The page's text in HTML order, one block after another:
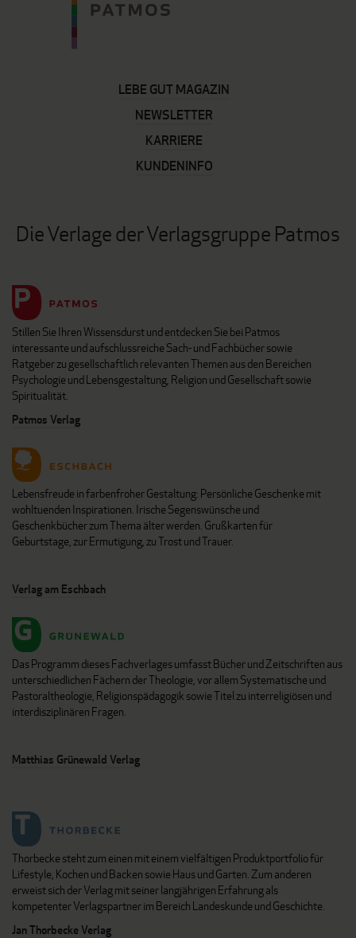
LEBE GUT MAGAZIN
NEWSLETTER
KARRIERE
KUNDENINFO
Die Verlage der Verlagsgruppe Patmos
Stillen Sie Ihren Wissensdurst und entdecken Sie bei Patmos
interessante und aufschlussreiche Sach- und Fachbücher sowie
Ratgeber zu gesellschaftlich relevanten Themen aus den Bereichen
Psychologie und Lebensgestaltung, Religion und Gesellschaft sowie
Spiritualität.
Patmos Verlag
Lebensfreude in farbenfroher Gestaltung: Persönliche Geschenke mit
wohltuenden Inspirationen. Irische Segenswünsche und
Geschenkbücher zum Thema älter werden. Grußkarten für
Geburtstage, zur Ermutigung, zu Trost und Trauer.
Verlag am Eschbach
Das Programm dieses Fachverlages umfasst Bücher und Zeitschriften aus
unterschiedlichen Fächern der Theologie, vor allem Systematische und
Pastoraltheologie, Religionspädagogik sowie Titel zu interreligiösen und
interdisziplinären Fragen.
Matthias Grünewald Verlag
Thorbecke steht zum einen mit einem vielfältigen Produktportfolio für
Lifestyle, Kochen und Backen sowie Haus und Garten. Zum anderen
erweist sich der Verlag mit seiner langjährigen Erfahrung als
kompetenter Verlagspartner im Bereich Landeskunde und Geschichte.
Jan Thorbecke Verlag